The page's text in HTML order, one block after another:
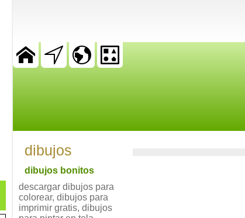
dibujos
dibujos bonitos
descargar dibujos para
colorear, dibujos para
imprimir gratis, dibujos